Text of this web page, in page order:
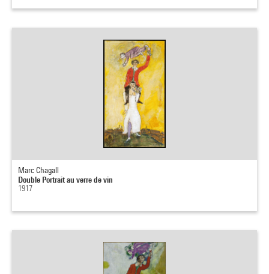
Marc Chagall
Double Portrait au verre de vin
1917